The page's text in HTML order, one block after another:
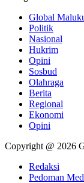
Global
Politik
Nasional
Hukrim
Opini
Sosbud
Olahraga
Berita
Regional
Ekonomi
Opini
Copyright @ 2026
Redaksi
Pedoman